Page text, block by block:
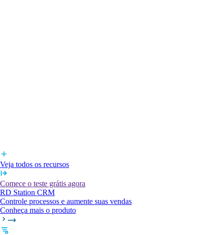
Veja todos os recursos
Comece o teste grátis agora
RD Station CRM
Controle processos e aumente suas vendas
Conheça mais o produto